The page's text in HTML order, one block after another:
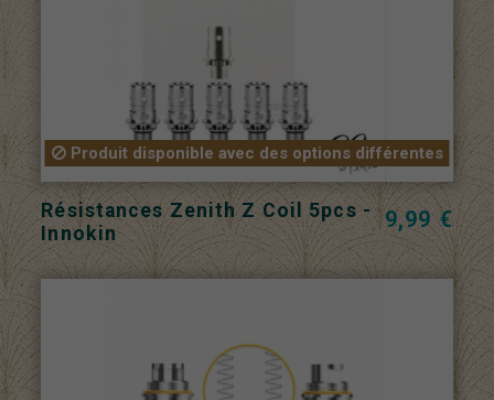
Produit disponible avec des options différentes
Résistances Zenith Z Coil 5pcs -
Innokin
9,99 €